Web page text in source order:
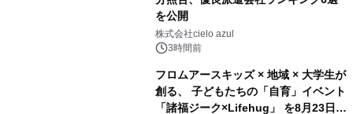
を公開
株式会社cielo azul
3時間前
フロムアースキッズ × 地域 × 大学生が
創る、 子どもたちの「自育」イベント
「諸福ジーク×Lifehug」 を8月23日